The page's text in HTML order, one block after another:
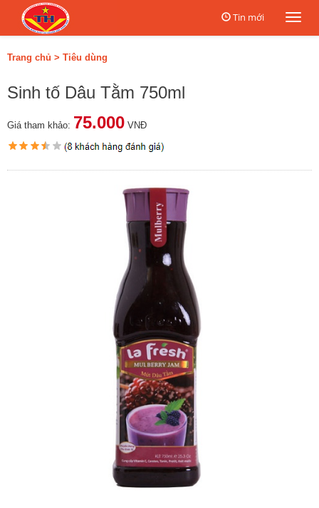
Tin mới
Trang chủ > Tiêu dùng
Sinh tố Dâu Tằm 750ml
Giá tham khảo: 75.000 VNĐ